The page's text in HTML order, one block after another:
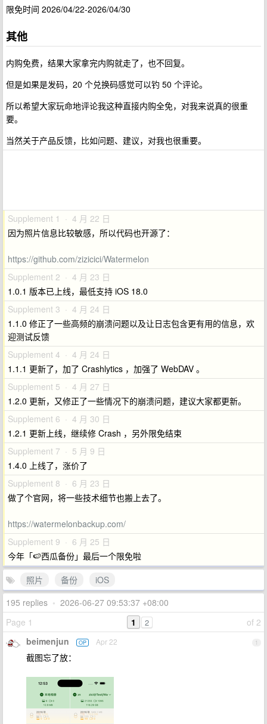
限免时间 2026/04/22-2026/04/30
其他
内购免费，结果大家拿完内购就走了，也不回复。
但是如果是发码，20 个兑换码感觉可以钓 50 个评论。
所以希望大家玩命地评论我这种直接内购全免，对我来说真的很重
要。
当然关于产品反馈，比如问题、建议，对我也很重要。
Supplement 1 · 4 月 22 日
因为照片信息比较敏感，所以代码也开源了：
https://github.com/zizicici/Watermelon
Supplement 2 · 4 月 23 日
1.0.1 版本已上线，最低支持 iOS 18.0
Supplement 3 · 4 月 24 日
1.1.0 修正了一些高频的崩溃问题以及让日志包含更有用的信息，欢
迎测试反馈
Supplement 4 · 4 月 24 日
1.1.1 更新了，加了 Crashlytics ，加强了 WebDAV 。
Supplement 5 · 4 月 27 日
1.2.0 更新，又修正了一些情况下的崩溃问题，建议大家都更新。
Supplement 6 · 4 月 30 日
1.2.1 更新上线，继续修 Crash ，另外限免结束
Supplement 7 · 5 月 9 日
1.4.0 上线了，涨价了
Supplement 8 · 6 月 23 日
做了个官网，将一些技术细节也搬上去了。
https://watermelonbackup.com/
Supplement 9 · 6 月 25 日
今年「🍉西瓜备份」最后一个限免啦
照片
备份
iOS
195 replies • 2026-06-27 09:53:37 +08:00
Page 1
of 2
1 2
1
beimenjun OP Apr 22
截图忘了放：